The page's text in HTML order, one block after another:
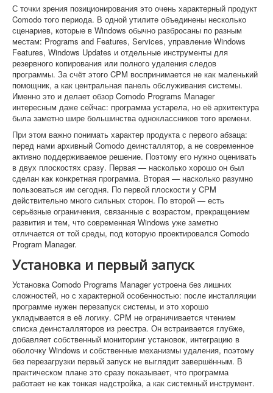
С точки зрения позиционирования это очень характерный продукт
Comodo того периода. В одной утилите объединены несколько
сценариев, которые в Windows обычно разбросаны по разным
местам: Programs and Features, Services, управление Windows
Features, Windows Updates и отдельные инструменты для
резервного копирования или полного удаления следов
программы. За счёт этого CPM воспринимается не как маленький
помощник, а как центральная панель обслуживания системы.
Именно это и делает обзор Comodo Programs Manager
интересным даже сейчас: программа устарела, но её архитектура
была заметно шире большинства одноклассников того времени.
При этом важно понимать характер продукта с первого абзаца:
перед нами архивный Comodo деинсталлятор, а не современное
активно поддерживаемое решение. Поэтому его нужно оценивать
в двух плоскостях сразу. Первая — насколько хорошо он был
сделан как конкретная программа. Вторая — насколько разумно
пользоваться им сегодня. По первой плоскости у CPM
действительно много сильных сторон. По второй — есть
серьёзные ограничения, связанные с возрастом, прекращением
развития и тем, что современная Windows уже заметно
отличается от той среды, под которую проектировался Comodo
Program Manager.
Установка и первый запуск
Установка Comodo Programs Manager устроена без лишних
сложностей, но с характерной особенностью: после инсталляции
программе нужен перезапуск системы, и это хорошо
укладывается в её логику. CPM не ограничивается чтением
списка деинсталляторов из реестра. Он встраивается глубже,
добавляет собственный мониторинг установок, интеграцию в
оболочку Windows и собственные механизмы удаления, поэтому
без перезагрузки первый запуск не выглядит завершённым. В
практическом плане это сразу показывает, что программа
работает не как тонкая надстройка, а как системный инструмент.